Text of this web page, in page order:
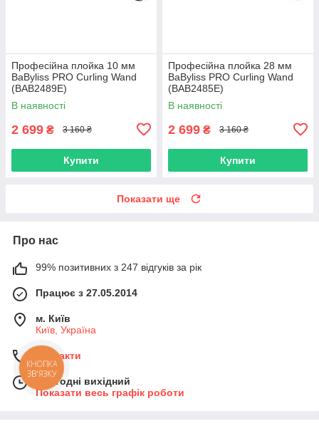
Професійна плойка 10 мм
BaByliss PRO Curling Wand
(BAB2489E)
В наявності
2 699 ₴ 3 160 ₴
Купити
Професійна плойка 28 мм
BaByliss PRO Curling Wand
(BAB2485E)
В наявності
2 699 ₴ 3 160 ₴
Купити
Показати ще
Про нас
99% позитивних з 247 відгуків за рік
Працює з 27.05.2014
м. Київ
Київ, Україна
Контакти
Сьогодні вихідний
Показати весь графік роботи
КНОПКА
ЗВ'ЯЗКУ